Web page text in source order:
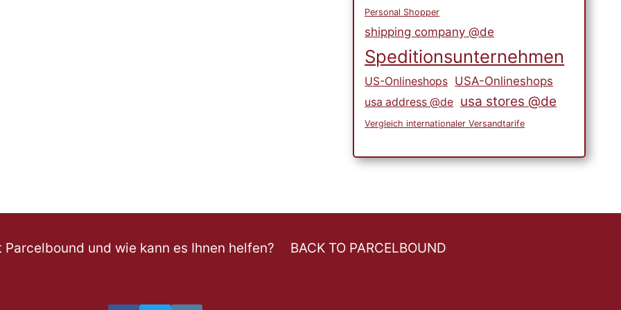
Personal Shopper
shipping company @de
Speditionsunternehmen
US-Onlineshops USA-Onlineshops
usa address @de usa stores @de
Vergleich internationaler Versandtarife
Parcelbound und wie kann es Ihnen helfen? BACK TO PARCELBOUND